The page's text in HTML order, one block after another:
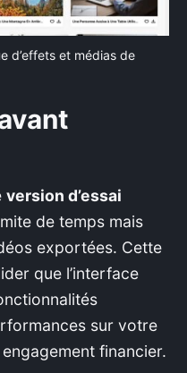
d’effets et médias de
version d’essai
de temps mais
exportées. Cette
que l’interface
sur votre
financier.